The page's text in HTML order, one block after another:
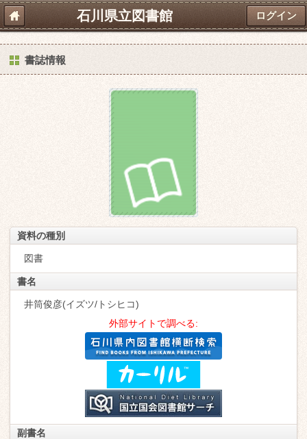
石川県立図書館 ログイン
書誌情報
資料の種別
図書
書名
井筒俊彦(イズツ/トシヒコ)
外部サイトで調べる:
副書名